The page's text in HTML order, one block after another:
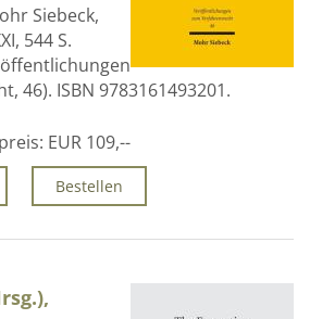
Siebeck,
544 S.
46). ISBN 9783161493201.
EUR 109,--
Bestellen